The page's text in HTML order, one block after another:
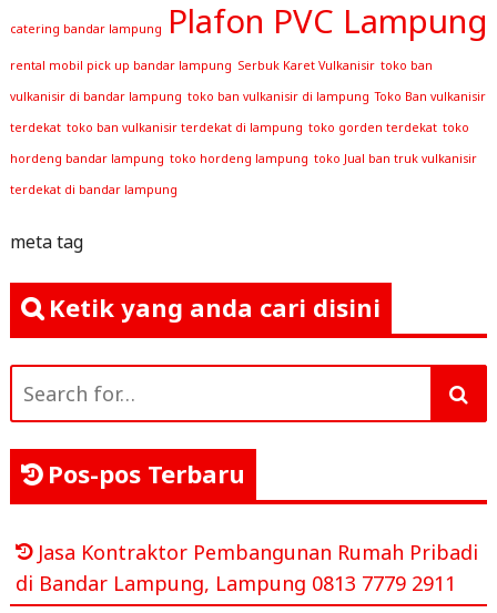
catering bandar lampung Plafon PVC Lampung
rental mobil pick up bandar lampung Serbuk Karet Vulkanisir toko ban
vulkanisir di bandar lampung toko ban vulkanisir di lampung Toko Ban vulkanisir
terdekat toko ban vulkanisir terdekat di lampung toko gorden terdekat toko
hordeng bandar lampung toko hordeng lampung toko Jual ban truk vulkanisir
terdekat di bandar lampung
meta tag
Ketik yang anda cari disini
for:
Pos-pos Terbaru
Jasa Kontraktor Pembangunan Rumah Pribadi
di Bandar Lampung, Lampung 0813 7779 2911